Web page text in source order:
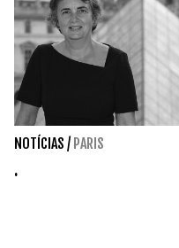
NOTÍCIAS / PARIS
.